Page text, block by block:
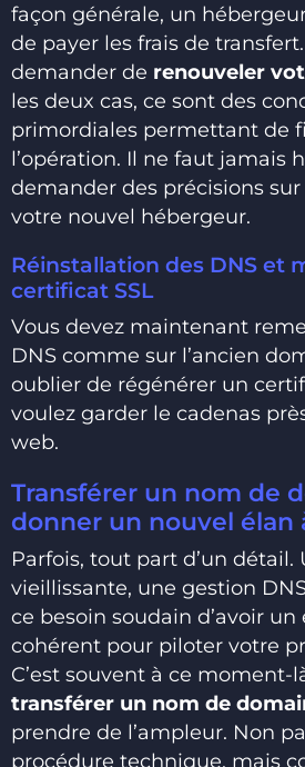
façon générale, un
de payer les frais de
demander de renouveler
les deux cas, ce sont des
primordiales permettant de
l’opération. Il ne faut jamais
demander des précisions
votre nouvel hébergeur.
Réinstallation des DNS et
certificat SSL
Vous devez maintenant
DNS comme sur l’ancien
oublier de régénérer un
voulez garder le cadenas
web.
Transférer un nom de
donner un nouvel élan
Parfois, tout part d’un détail.
vieillissante, une gestion
ce besoin soudain d’avoir un
cohérent pour piloter votre
C’est souvent à ce moment-
transférer un nom de
prendre de l’ampleur. Non
procédure technique, mais